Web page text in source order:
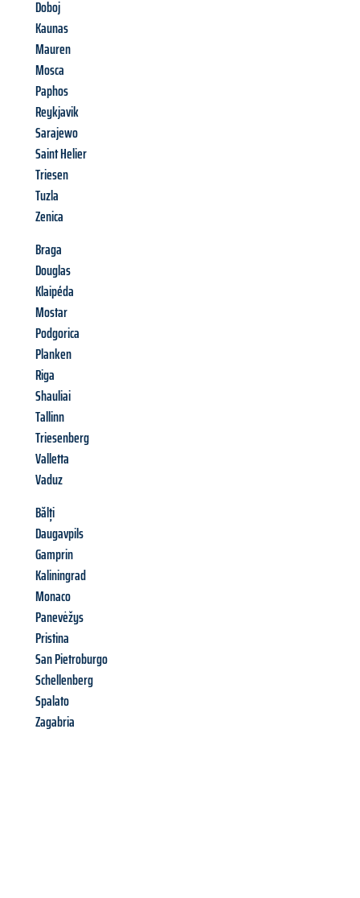
Doboj
Kaunas
Mauren
Mosca
Paphos
Reykjavik
Sarajewo
Saint Helier
Triesen
Tuzla
Zenica
Braga
Douglas
Klaipéda
Mostar
Podgorica
Planken
Riga
Shauliai
Tallinn
Triesenberg
Valletta
Vaduz
Bălți
Daugavpils
Gamprin
Kaliningrad
Monaco
Panevėžys
Pristina
San Pietroburgo
Schellenberg
Spalato
Zagabria